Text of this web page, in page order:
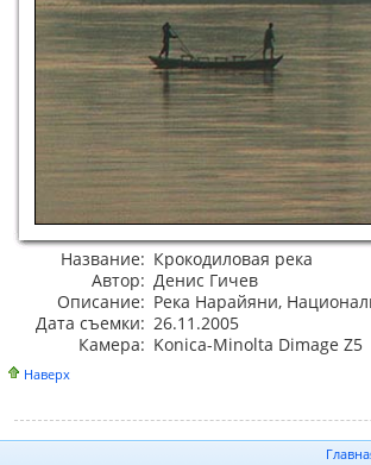
Название: Крокодиловая река
Автор: Денис Гичев
Описание: Река Нарайяни,
Дата съемки: 26.11.2005
Камера: Konica-Minolta Dimage Z5
Наверх